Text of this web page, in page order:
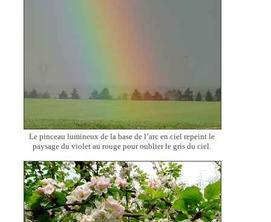
Le pinceau lumineux de la base de l’arc en ciel repeint le
paysage du violet au rouge pour oublier le gris du ciel.